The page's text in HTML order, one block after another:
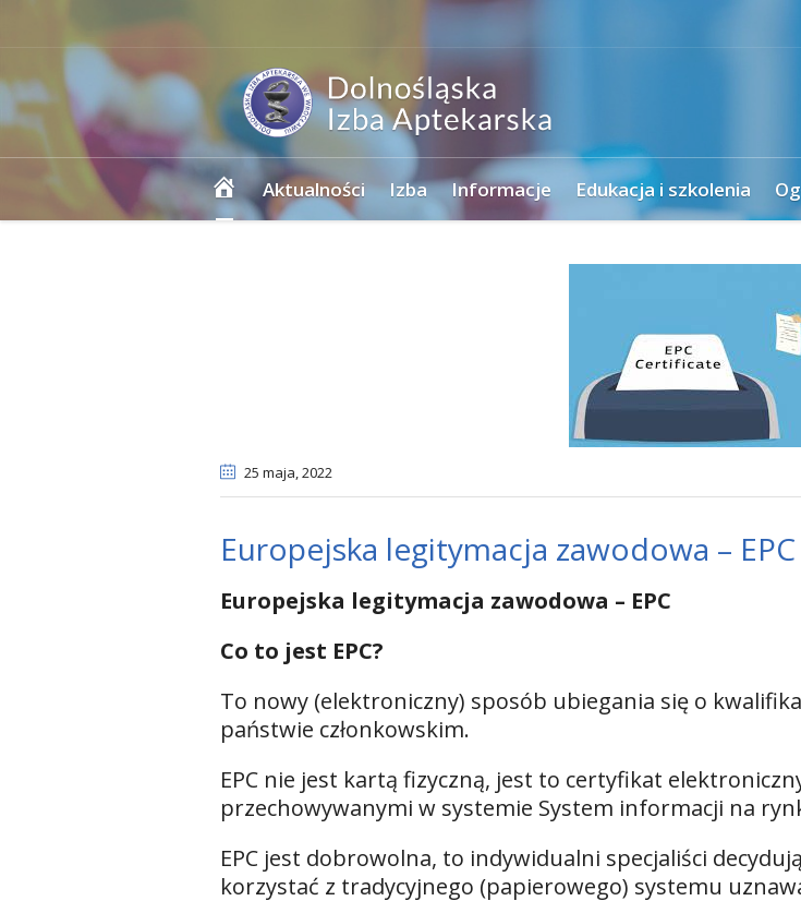
Strona
główna
Aktualności Izba Informacje Edukacja i szkolenia
25 maja, 2022
Europejska legitymacja zawodowa – EPC
Europejska legitymacja zawodowa – EPC
Co to jest EPC?
To nowy (elektroniczny) sposób ubiegania się o
państwie członkowskim.
EPC nie jest kartą fizyczną, jest to certyfikat
przechowywanymi w systemie System informacji na
EPC jest dobrowolna, to indywidualni specjaliści
korzystać z tradycyjnego (papierowego) systemu